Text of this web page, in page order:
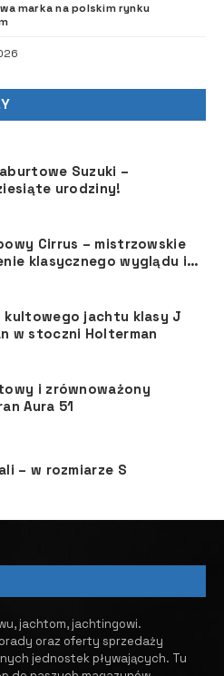
marka na polskim rynku
Suzuki –
urodziny!
Cirrus – mistrzowskie
klasycznego wyglądu i
kultowego jachtu klasy J
Hanuman w stoczni Holterman
i zrównoważony
Aura 51
– w rozmiarze S
jachtom, jachtingowi.
oraz oferty sprzedaży
jednostek pływających. ​ Tu